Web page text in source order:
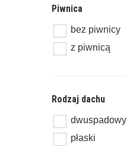
Piwnica
bez piwnicy
z piwnicą
Rodzaj dachu
dwuspadowy
płaski